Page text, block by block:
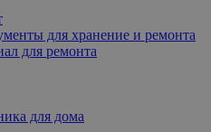
для хранение и ремонта
для ремонта
для дома